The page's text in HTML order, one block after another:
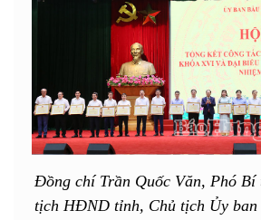
Đồng chí Trần Quốc Văn, Phó Bí
tịch HĐND tỉnh, Chủ tịch Ủy ban